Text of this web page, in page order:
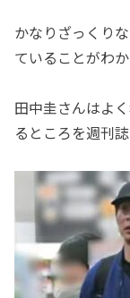
かなりざっくり
ていることがわか
田中圭さんはよ
るところを週刊